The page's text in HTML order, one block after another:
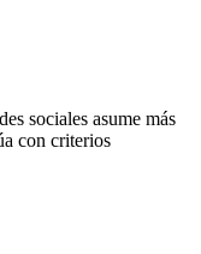
sociales asume más
con criterios